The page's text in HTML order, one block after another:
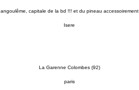
angoulême, capitale de la bd !!! et du pineau accessoirement
Isere
La Garenne Colombes (92)
paris